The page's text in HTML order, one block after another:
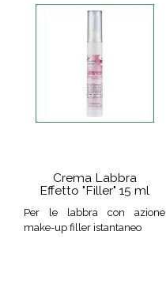
Crema Labbra
Effetto "Filler" 15 ml
Per le labbra con azione
make-up filler istantaneo